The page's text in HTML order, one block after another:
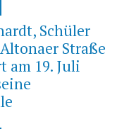
Schüler
Straße
am 19. Juli